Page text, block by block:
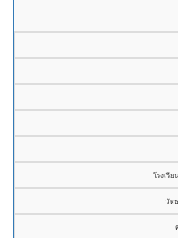
โรงเรี
วัด